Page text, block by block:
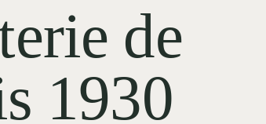
de
1930